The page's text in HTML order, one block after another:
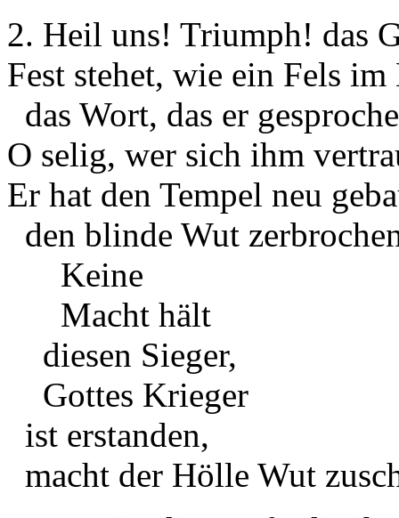
2. Heil uns! Triumph! das
Fest stehet, wie ein Fels im
das Wort, das er
O selig, wer sich ihm
Er hat den Tempel neu
den blinde Wut
Keine
Macht hält
diesen Sieger,
Gottes Krieger
ist erstanden,
macht der Hölle Wut